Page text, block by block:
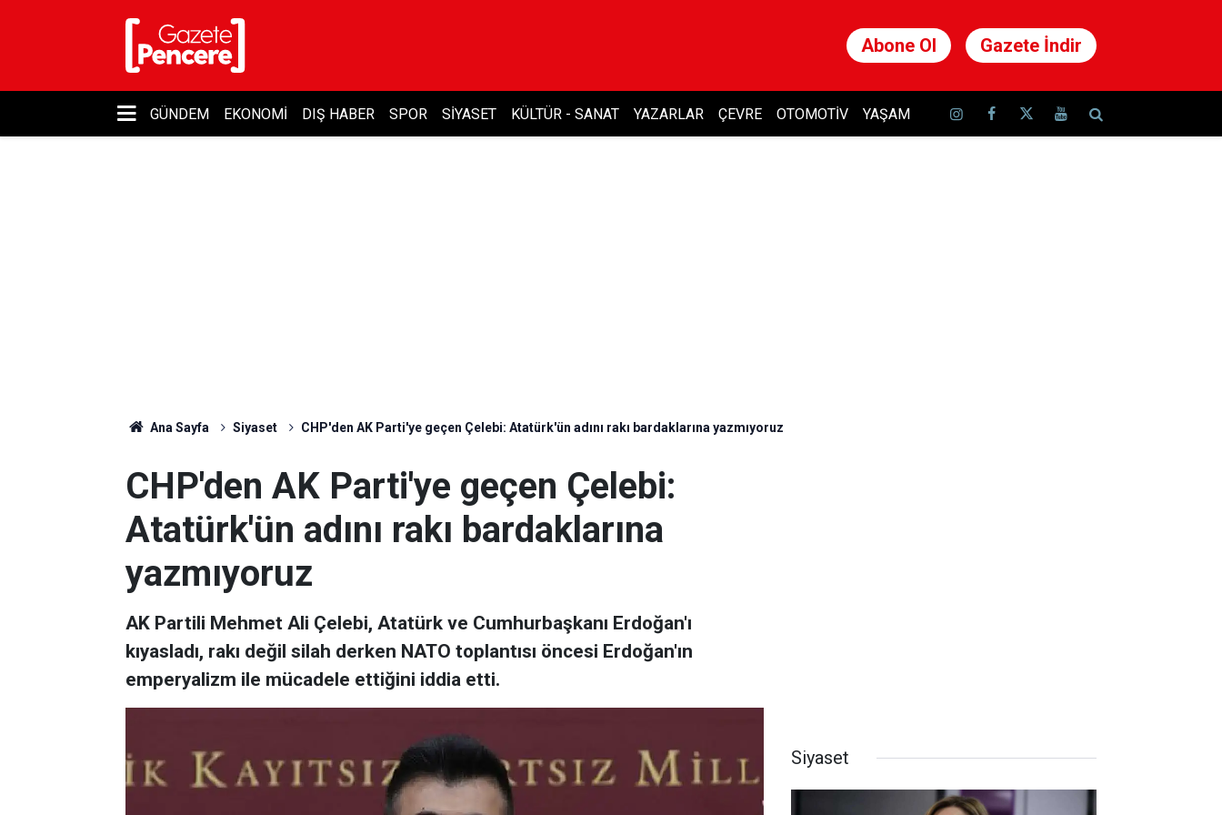
Abone Ol Gazete İndir
GÜNDEM EKONOMI DIŞ HABER SPOR SIYASET KÜLTÜR - SANAT YAZARLAR ÇEVRE OTOMOTIV YAŞAM
Ana Sayfa Siyaset CHP'den AK Parti'ye geçen Çelebi: Atatürk'ün adını rakı bardaklarına yazmıyoruz
CHP'den AK Parti'ye geçen Çelebi:
Atatürk'ün adını rakı bardaklarına
yazmıyoruz
AK Partili Mehmet Ali Çelebi, Atatürk ve Cumhurbaşkanı Erdoğan'ı
kıyasladı, rakı değil silah derken NATO toplantısı öncesi Erdoğan'ın
emperyalizm ile mücadele ettiğini iddia etti.
Siyaset